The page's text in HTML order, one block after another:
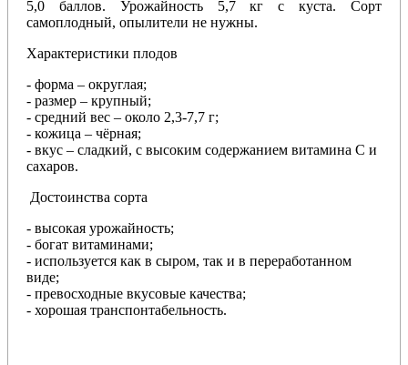
5,0 баллов. Урожайность 5,7 кг с куста. Сорт
самоплодный, опылители не нужны.
Характеристики плодов
- форма – округлая;
- размер – крупный;
- средний вес – около 2,3-7,7 г;
- кожица – чёрная;
- вкус – сладкий, с высоким содержанием витамина C и
сахаров.
Достоинства сорта
- высокая урожайность;
- богат витаминами;
- используется как в сыром, так и в переработанном
виде;
- превосходные вкусовые качества;
- хорошая транспонтабельность.